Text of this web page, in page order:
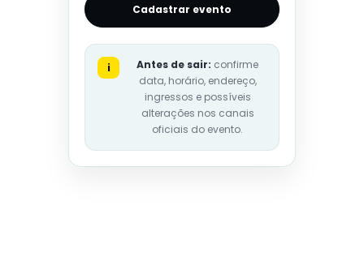
Cadastrar evento
i Antes de sair: confirme
data, horário, endereço,
ingressos e possíveis
alterações nos canais
oficiais do evento.